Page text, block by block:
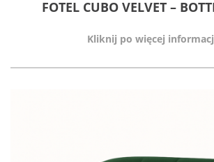
FOTEL CUBO VELVET –
Kliknij po więcej